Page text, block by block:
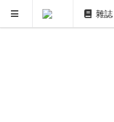
雜誌